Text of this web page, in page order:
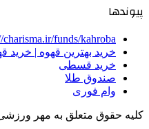
پیوندها
charisma.ir/funds/kahroba
خرید بهترین قهوه | خرید
خرید قسطی
صندوق طلا
وام فوری
کلیه حقوق متعلق به مهر